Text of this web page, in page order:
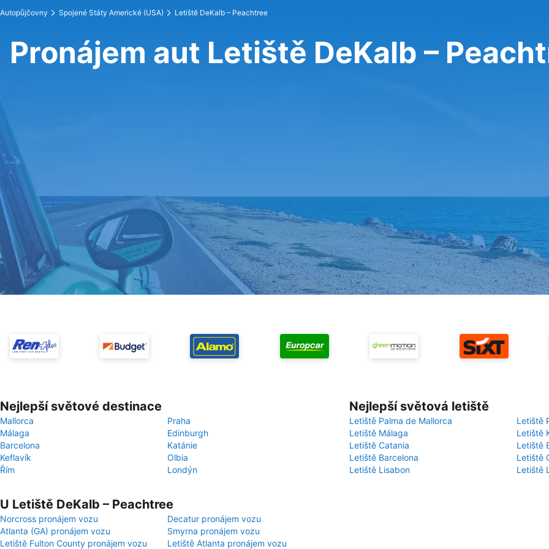
Autopůjčovny Spojené Státy Americké (USA) Letiště DeKalb – Peachtree
Pronájem aut Letiště DeKalb –
Nejlepší světové destinace
Mallorca
Praha
Málaga
Edinburgh
Barcelona
Katánie
Keflavík
Olbia
Řím
Londýn
Nejlepší světová letiště
Letiště Palma de Mallorca
Letiště
Letiště Málaga
Letiště
Letiště Catania
Letiště
Letiště Barcelona
Letiště
Letiště Lisabon
Letiště
U Letiště DeKalb – Peachtree
Norcross pronájem vozu
Decatur pronájem vozu
Atlanta (GA) pronájem vozu
Smyrna pronájem vozu
Letiště Fulton County pronájem vozu
Letiště Atlanta pronájem vozu